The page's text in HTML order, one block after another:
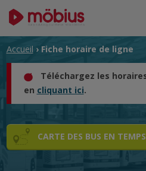
Accueil › Fiche horaire de ligne
Téléchargez les
en cliquant ici.
CARTE DES BUS EN